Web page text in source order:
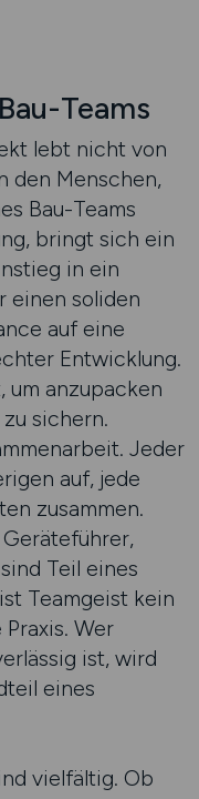
Teams
lebt nicht von
den Menschen,
Bau-Teams
bringt sich ein
in ein
einen soliden
auf eine
Entwicklung.
anzupacken
sichern.
Jeder
auf, jede
zusammen.
Teil eines
Teamgeist kein
Wer
ist, wird
eines
vielfältig. Ob